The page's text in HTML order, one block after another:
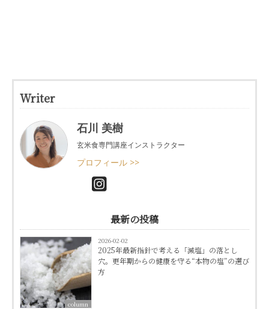
Writer
石川 美樹
玄米食専門講座インストラクター
プロフィール >>
最新の投稿
column
2026-02-02
2025年最新指針で考える「減塩」の落とし
穴。更年期からの健康を守る“本物の塩”の選び
方